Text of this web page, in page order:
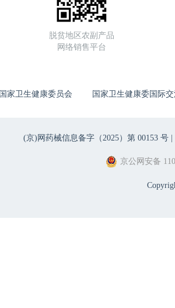
脱贫地区农副产品
网络销售平台
国家卫生健康委员会 国家卫生健康委国际
(京)网药械信息备字（2025）第 00153 号 |
京公网安备